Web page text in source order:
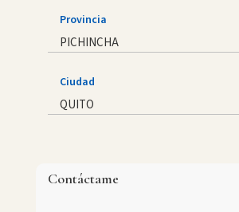
Provincia
PICHINCHA
Ciudad
QUITO
Contáctame